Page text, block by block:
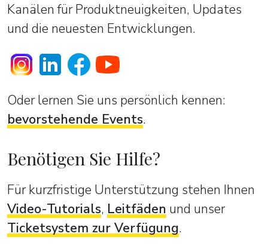
Kanälen für Produktneuigkeiten, Updates
und die neuesten Entwicklungen.
Oder lernen Sie uns persönlich kennen:
bevorstehende Events.
Benötigen Sie Hilfe?
Für kurzfristige Unterstützung stehen Ihnen
Video-Tutorials, Leitfäden und unser
Ticketsystem zur Verfügung.